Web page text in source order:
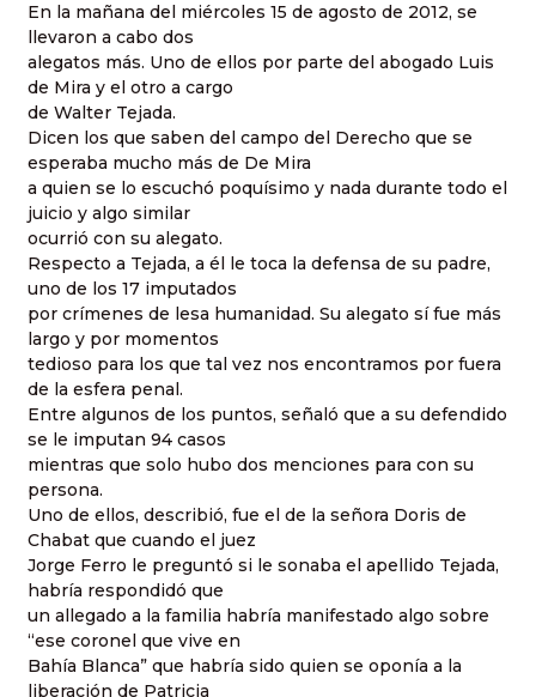
En la mañana del miércoles 15 de agosto de 2012, se
llevaron a cabo dos
alegatos más. Uno de ellos por parte del abogado Luis
de Mira y el otro a cargo
de Walter Tejada.
Dicen los que saben del campo del Derecho que se
esperaba mucho más de De Mira
a quien se lo escuchó poquísimo y nada durante todo el
juicio y algo similar
ocurrió con su alegato.
Respecto a Tejada, a él le toca la defensa de su padre,
uno de los 17 imputados
por crímenes de lesa humanidad. Su alegato sí fue más
largo y por momentos
tedioso para los que tal vez nos encontramos por fuera
de la esfera penal.
Entre algunos de los puntos, señaló que a su defendido
se le imputan 94 casos
mientras que solo hubo dos menciones para con su
persona.
Uno de ellos, describió, fue el de la señora Doris de
Chabat que cuando el juez
Jorge Ferro le preguntó si le sonaba el apellido Tejada,
habría respondidó que
un allegado a la familia habría manifestado algo sobre
“ese coronel que vive en
Bahía Blanca” que habría sido quien se oponía a la
liberación de Patricia